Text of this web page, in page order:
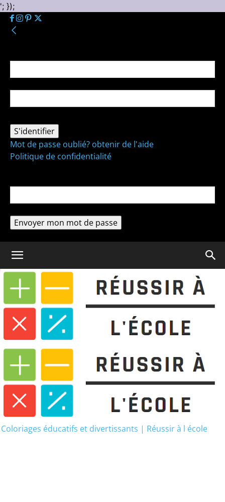
'; });
Mot de passe oublié? obtenir de l'aide
Politique de confidentialité
Coloriages éducatifs et divertissants | Réussir à l école
Coloriage Dictée CM1 Passé Composé :
Exercices GRATUITS (PDF)